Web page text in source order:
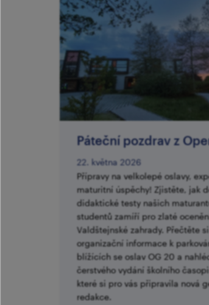
Páteční pozdrav z
22. května 2026
Přípravy na velkolepé oslavy,
maturitní úspěchy! Zjistěte, jak
didaktické testy našich
studentů zamíří pro zlaté
Valdštejnské zahrady. Přečtěte
organizační informace k
blížících se oslav OG 20 a
čerstvého vydání školního
které si pro vás připravila nová
redakce.